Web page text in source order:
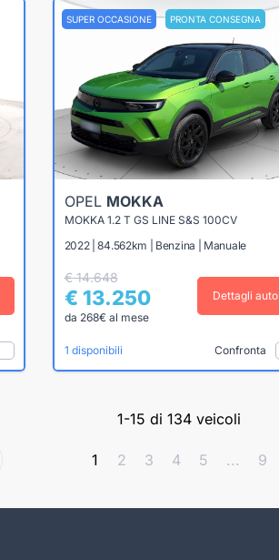
SUPER OCCASIONE PRONTA CONSEGNA
OPEL MOKKA
MOKKA 1.2 T GS LINE S&S 100CV
2022 | 84.562km | Benzina | Manuale
€ 14.648
€ 13.250
da 268€ al mese
Dettagli auto
1 disponibili Confronta
1-15 di 134 veicoli
1 2 3 4 5 ... 9